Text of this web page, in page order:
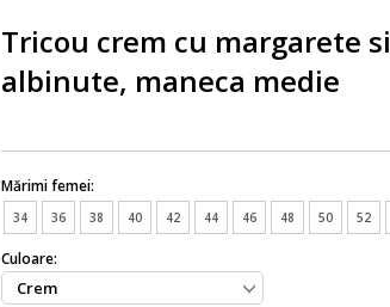
Tricou crem cu margarete si
albinute, maneca medie
Mărimi femei:
34 36 38 40 42 44 46 48 50 52
Culoare: